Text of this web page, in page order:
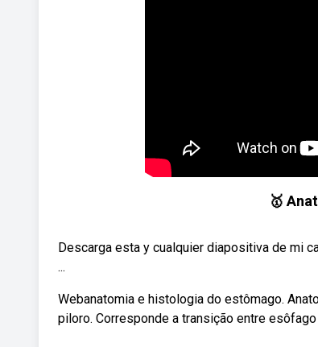
🥇
Descarga esta y cualquier diapositiva de mi
...
Webanatomia e histologia do estômago.
piloro. Corresponde a transição entre esôfago